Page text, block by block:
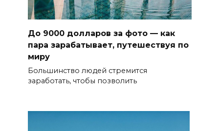
До 9000 долларов за фото — как
пара зарабатывает, путешествуя по
миру
Большинство людей стремится
заработать, чтобы позволить